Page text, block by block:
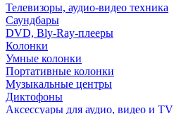
Телевизоры, аудио-видео техника
Саундбары
DVD, Bly-Ray-плееры
Колонки
Умные колонки
Портативные колонки
Музыкальные центры
Диктофоны
Аксессуары для аудио, видео и TV